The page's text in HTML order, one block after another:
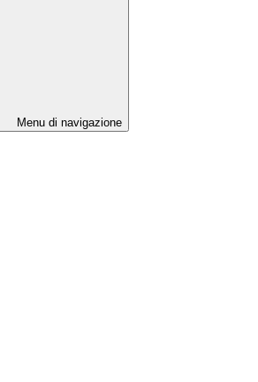
Menu di navigazione